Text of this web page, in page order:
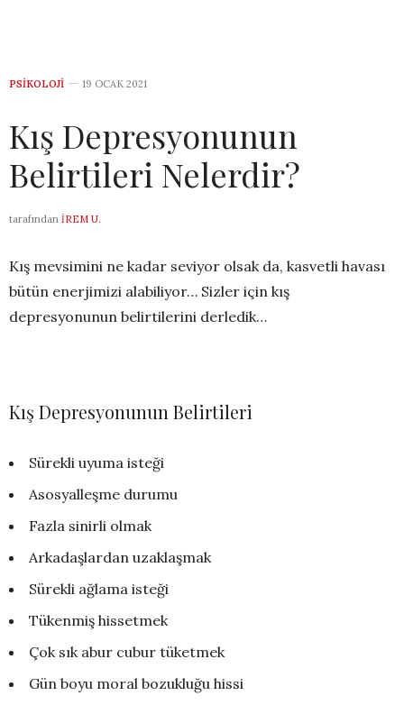
PSIKOLOJI 19 OCAK 2021
Kış Depresyonunun
Belirtileri Nelerdir?
tarafından İREM U.
Kış mevsimini ne kadar seviyor olsak da, kasvetli havası
bütün enerjimizi alabiliyor… Sizler için kış
depresyonunun belirtilerini derledik…
Kış Depresyonunun Belirtileri
Sürekli uyuma isteği
Asosyalleşme durumu
Fazla sinirli olmak
Arkadaşlardan uzaklaşmak
Sürekli ağlama isteği
Tükenmiş hissetmek
Çok sık abur cubur tüketmek
Gün boyu moral bozukluğu hissi